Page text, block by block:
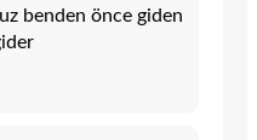
benden önce giden